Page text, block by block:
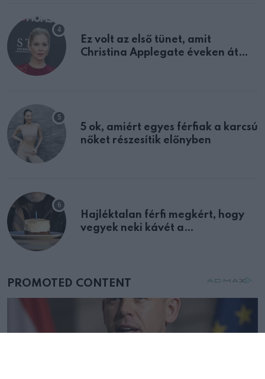
Ez volt az első tünet, amit
Christina Applegate éveken át
5 ok, amiért egyes férfiak a karcsú
nőket részesítik előnyben
Hajléktalan férfi megkért, hogy
vegyek neki kávét a